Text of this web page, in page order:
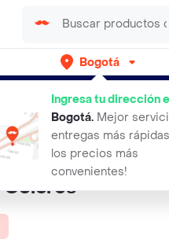
Bogotá
Ingresa tu dirección
Bogotá. Mejor
entregas más
los precios más
convenientes!
envíos gratis por semanas
Orgánicas